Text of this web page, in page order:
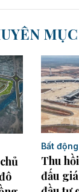
MỤC
Bất
Thu
đấu